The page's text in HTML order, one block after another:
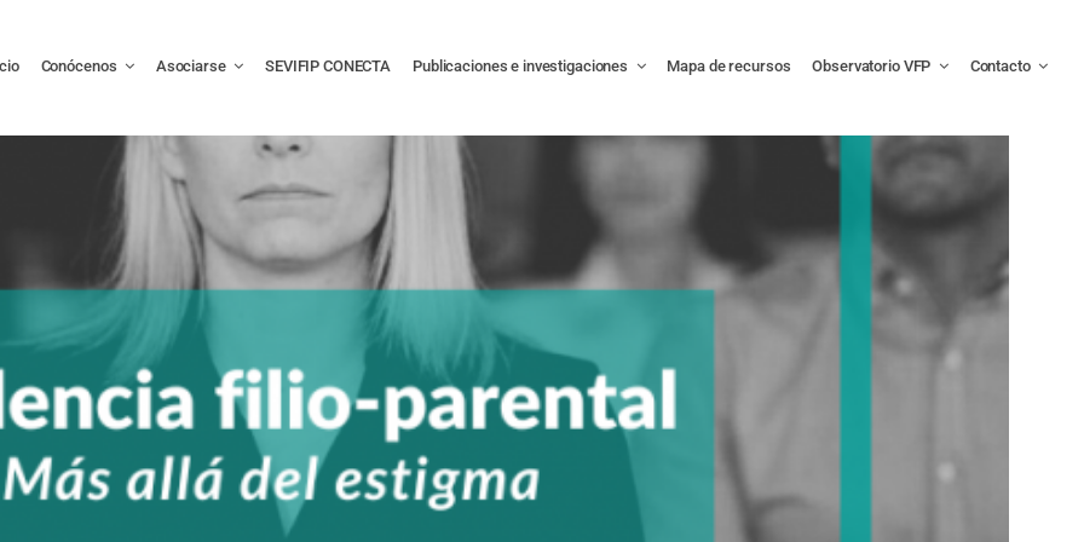
Conócenos Asociarse SEVIFIP CONECTA Publicaciones e investigaciones Mapa de recursos Observatorio VFP Contacto